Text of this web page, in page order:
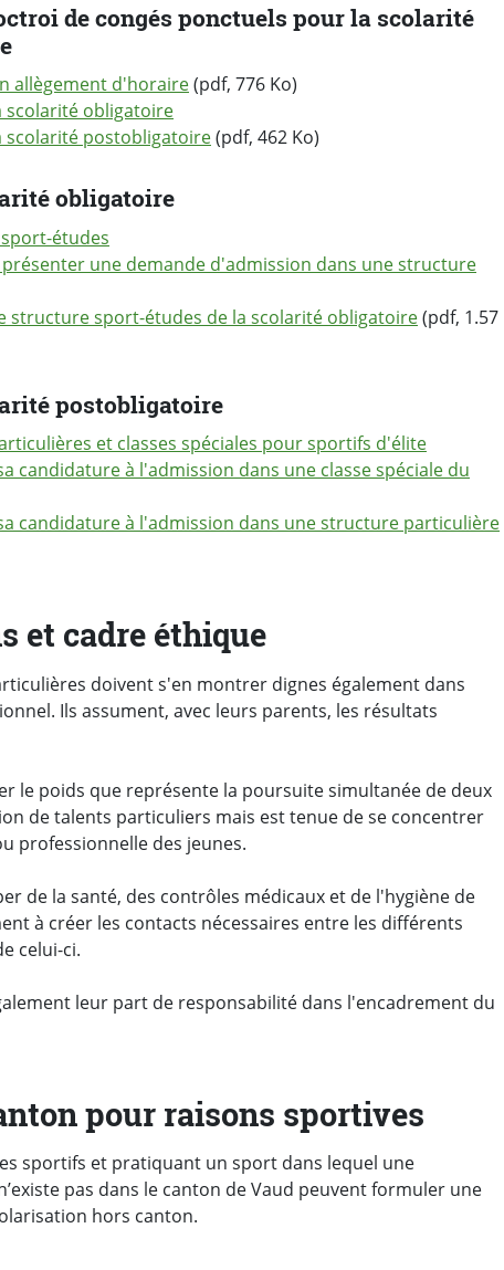
de congés ponctuels pour la scolarité
allègement d'horaire(pdf, 776 Ko)
scolarité obligatoire
scolarité postobligatoire(pdf, 462 Ko)
obligatoire
études
une demande d'admission dans une structure
structure sport-études de la scolarité obligatoire(pdf, 1.57
postobligatoire
et classes spéciales pour sportifs d'élite
candidature à l'admission dans une classe spéciale du
candidature à l'admission dans une structure particulière
et cadre éthique
doivent s'en montrer dignes également dans
Ils assument, avec leurs parents, les résultats
le poids que représente la poursuite simultanée de deux
de talents particuliers mais est tenue de se concentrer
professionnelle des jeunes.
de la santé, des contrôles médicaux et de l'hygiène de
à créer les contacts nécessaires entre les différents
celui-ci.
leur part de responsabilité dans l'encadrement du
pour raisons sportives
sportifs et pratiquant un sport dans lequel une
pas dans le canton de Vaud peuvent formuler une
hors canton.